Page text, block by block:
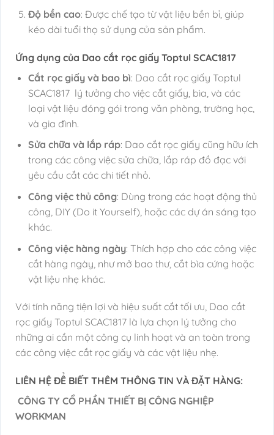
Độ bền cao: Được chế tạo từ vật liệu bền bỉ, giúp
kéo dài tuổi thọ sử dụng của sản phẩm.
Ứng dụng của Dao cắt rọc giấy Toptul SCAC1817
Cắt rọc giấy và bao bì: Dao cắt rọc giấy Toptul
SCAC1817 lý tưởng cho việc cắt giấy, bìa, và các
loại vật liệu đóng gói trong văn phòng, trường học,
và gia đình.
Sửa chữa và lắp ráp: Dao cắt rọc giấy cũng hữu ích
trong các công việc sửa chữa, lắp ráp đồ đạc với
yêu cầu cắt các chi tiết nhỏ.
Công việc thủ công: Dùng trong các hoạt động thủ
công, DIY (Do it Yourself), hoặc các dự án sáng tạo
khác.
Công việc hàng ngày: Thích hợp cho các công việc
cắt hàng ngày, như mở bao thư, cắt bìa cứng hoặc
vật liệu nhẹ khác.
Với tính năng tiện lợi và hiệu suất cắt tối ưu, Dao cắt
rọc giấy Toptul SCAC1817 là lựa chọn lý tưởng cho
những ai cần một công cụ linh hoạt và an toàn trong
các công việc cắt rọc giấy và các vật liệu nhẹ.
LIÊN HỆ ĐỂ BIẾT THÊM THÔNG TIN VÀ ĐẶT HÀNG:
CÔNG TY CỔ PHẦN THIẾT BỊ CÔNG NGHIỆP
WORKMAN